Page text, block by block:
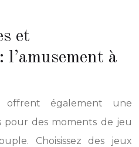
et
l’amusement à
offrent également une
pour des moments de jeu
Choisissez des jeux